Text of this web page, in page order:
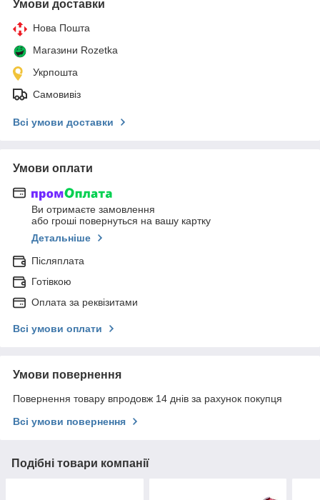
Умови доставки
Нова Пошта
Магазини Rozetka
Укрпошта
Самовивіз
Всі умови доставки
Умови оплати
Ви отримаєте замовлення
або гроші повернуться на вашу картку
Детальніше
Післяплата
Готівкою
Оплата за реквізитами
Всі умови оплати
Умови повернення
Повернення товару впродовж 14 днів за рахунок покупця
Всі умови повернення
Подібні товари компанії